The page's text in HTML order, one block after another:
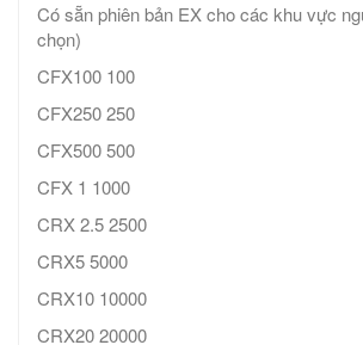
Có sẵn phiên bản EX cho các khu vực
chọn)
CFX100 100
CFX250 250
CFX500 500
CFX 1 1000
CRX 2.5 2500
CRX5 5000
CRX10 10000
CRX20 20000